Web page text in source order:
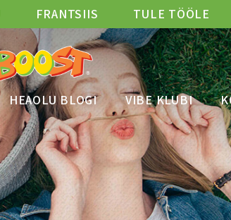
FRANTSIIS TULE TÖÖLE
HEAOLU BLOGI VIBE KLUBI